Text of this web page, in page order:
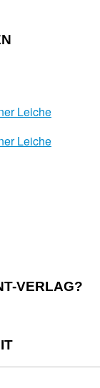
Leiche
Leiche
VERLAG?